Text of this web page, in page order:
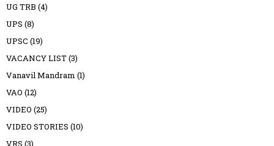
UG TRB (4)
UPS (8)
UPSC (19)
VACANCY LIST(3)
Vanavil Mandram (1)
VAO (12)
VIDEO (25)
VIDEO STORIES (10)
VRS (3)